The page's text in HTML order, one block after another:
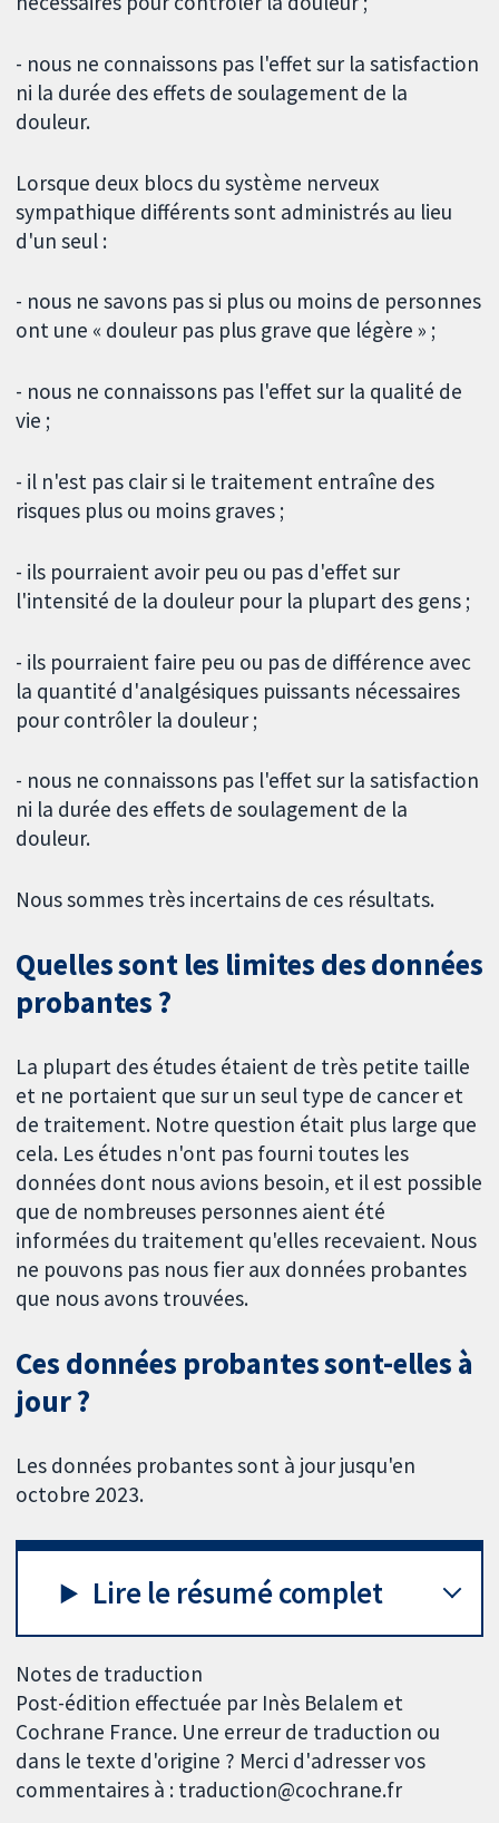
- nous ne connaissons pas l'effet sur la satisfaction
ni la durée des effets de soulagement de la
douleur.
Lorsque deux blocs du système nerveux
sympathique différents sont administrés au lieu
d'un seul :
- nous ne savons pas si plus ou moins de personnes
ont une « douleur pas plus grave que légère » ;
- nous ne connaissons pas l'effet sur la qualité de
vie ;
- il n'est pas clair si le traitement entraîne des
risques plus ou moins graves ;
- ils pourraient avoir peu ou pas d'effet sur
l'intensité de la douleur pour la plupart des gens ;
- ils pourraient faire peu ou pas de différence avec
la quantité d'analgésiques puissants nécessaires
pour contrôler la douleur ;
- nous ne connaissons pas l'effet sur la satisfaction
ni la durée des effets de soulagement de la
douleur.
Nous sommes très incertains de ces résultats.
Quelles sont les limites des données
probantes ?
La plupart des études étaient de très petite taille
et ne portaient que sur un seul type de cancer et
de traitement. Notre question était plus large que
cela. Les études n'ont pas fourni toutes les
données dont nous avions besoin, et il est possible
que de nombreuses personnes aient été
informées du traitement qu'elles recevaient. Nous
ne pouvons pas nous fier aux données probantes
que nous avons trouvées.
Ces données probantes sont-elles à
jour ?
Les données probantes sont à jour jusqu'en
octobre 2023.
Lire le résumé complet
Notes de traduction
Post-édition effectuée par Inès Belalem et
Cochrane France. Une erreur de traduction ou
dans le texte d'origine ? Merci d'adresser vos
commentaires à : traduction@cochrane.fr